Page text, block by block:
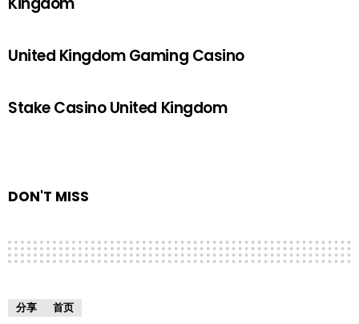
United Kingdom Gaming Casino
Stake Casino United Kingdom
DON'T MISS
分享 首页